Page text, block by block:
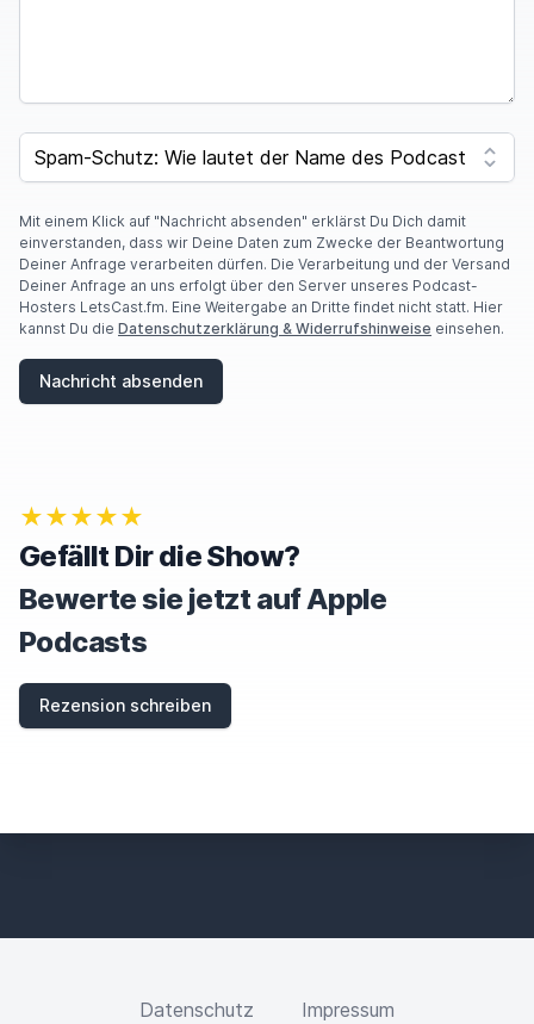
SPAM CAPTCHA
Mit einem Klick auf "Nachricht absenden" erklärst Du Dich damit
einverstanden, dass wir Deine Daten zum Zwecke der Beantwortung
Deiner Anfrage verarbeiten dürfen. Die Verarbeitung und der Versand
Deiner Anfrage an uns erfolgt über den Server unseres Podcast-
Hosters LetsCast.fm. Eine Weitergabe an Dritte findet nicht statt. Hier
kannst Du die Datenschutzerklärung & Widerrufshinweise einsehen.
Nachricht absenden
★★★★★
Gefällt Dir die Show?
Bewerte sie jetzt auf Apple
Podcasts
Rezension schreiben
Datenschutz Impressum